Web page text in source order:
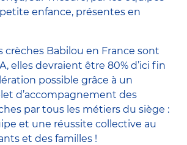
enfance, présentes en
crèches Babilou en France sont
elles devraient être 80% d’ici fin
possible grâce à un
d’accompagnement des
par tous les métiers du siège :
et une réussite collective au
et des familles !